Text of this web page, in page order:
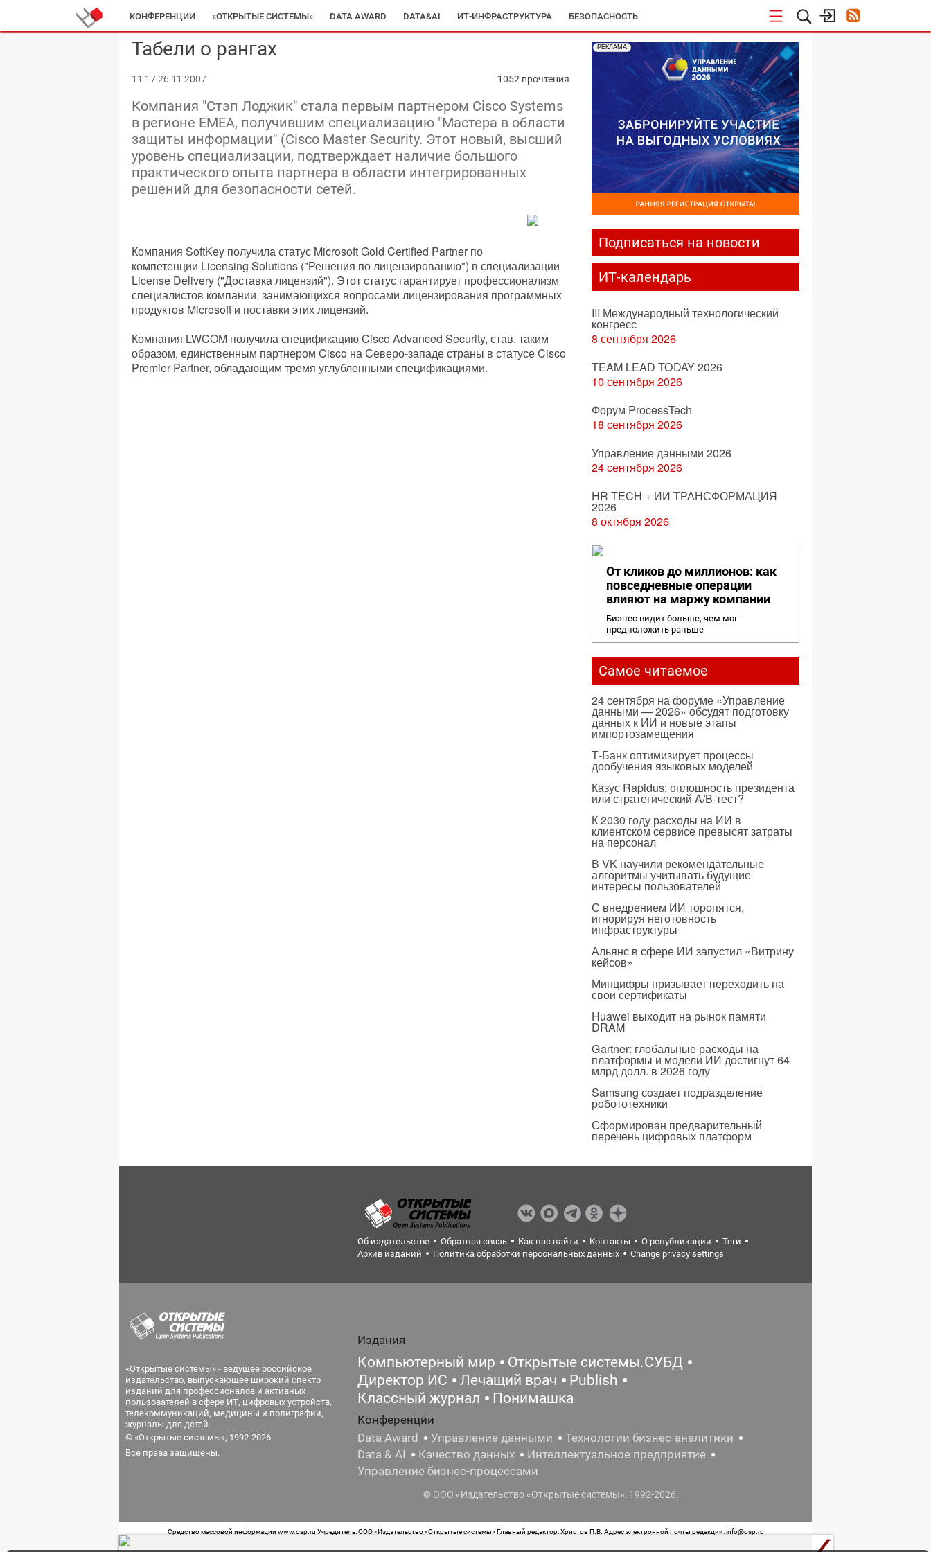
КОНФЕРЕНЦИИ «ОТКРЫТЫЕ СИСТЕМЫ» DATA AWARD DATA&AI ИТ-ИНФРАСТРУКТУРА БЕЗОПАСНОСТЬ
Табели о рангах
11:17 26.11.2007 1052 прочтения
Компания "Стэп Лоджик" стала первым партнером Cisco Systems
в регионе EMEA, получившим специализацию "Мастера в области
защиты информации" (Cisco Master Security. Этот новый, высший
уровень специализации, подтверждает наличие большого
практического опыта партнера в области интегрированных
решений для безопасности сетей.
Компания SoftKey получила статус Microsoft Gold Certified Partner по
компетенции Licensing Solutions ("Решения по лицензированию") в специализации
License Delivery ("Доставка лицензий"). Этот статус гарантирует профессионализм
специалистов компании, занимающихся вопросами лицензирования программных
продуктов Microsoft и поставки этих лицензий.
Компания LWCOM получила спецификацию Cisco Advanced Security, став, таким
образом, единственным партнером Cisco на Северо-западе страны в статусе Cisco
Premier Partner, обладающим тремя углубленными спецификациями.
РЕКЛАМА
Подписаться на новости
ИТ-календарь
III Международный технологический
конгресс
8 сентября 2026
TEAM LEAD TODAY 2026
10 сентября 2026
Форум ProcessTech
18 сентября 2026
Управление данными 2026
24 сентября 2026
HR TECH + ИИ ТРАНСФОРМАЦИЯ
2026
8 октября 2026
От кликов до миллионов: как
повседневные операции
влияют на маржу компании
Бизнес видит больше, чем мог
предположить раньше
Самое читаемое
24 сентября на форуме «Управление
данными — 2026» обсудят подготовку
данных к ИИ и новые этапы
импортозамещения
Т-Банк оптимизирует процессы
дообучения языковых моделей
Казус Rapidus: оплошность президента
или стратегический A/B-тест?
К 2030 году расходы на ИИ в
клиентском сервисе превысят затраты
на персонал
В VK научили рекомендательные
алгоритмы учитывать будущие
интересы пользователей
С внедрением ИИ торопятся,
игнорируя неготовность
инфраструктуры
Альянс в сфере ИИ запустил «Витрину
кейсов»
Минцифры призывает переходить на
свои сертификаты
Huawei выходит на рынок памяти
DRAM
Gartner: глобальные расходы на
платформы и модели ИИ достигнут 64
млрд долл. в 2026 году
Samsung создает подразделение
робототехники
Сформирован предварительный
перечень цифровых платформ
Об издательстве Обратная связь Как нас найти Контакты О републикации
Теги
Архив изданий
Политика обработки персональных данных Change privacy settings
«Открытые системы» - ведущее российское
издательство, выпускающее широкий спектр
изданий для профессионалов и активных
пользователей в сфере ИТ, цифровых устройств,
телекоммуникаций, медицины и полиграфии,
журналы для детей.
© «Открытые системы», 1992-2026.
Все права защищены.
Издания
Компьютерный мир
Открытые системы.СУБД
Директор ИС
Лечащий врач
Publish
Классный журнал
Понимашка
Конференции
Data Award
Управление данными
Технологии бизнес-аналитики
Data & AI
Качество данных
Интеллектуальное предприятие
Управление бизнес-процессами
© ООО «Издательство «Открытые системы», 1992-2026.
Средство массовой информации www.osp.ru Учредитель: ООО «Издательство «Открытые системы» Главный редактор: Христов П.В. Адрес электронной почты редакции: info@osp.ru